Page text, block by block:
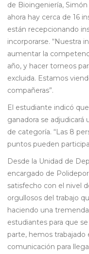
de Bioingeniería,
ahora hay cerca de 16
están recepcionando
incorporarse. “Nuestra
aumentar la
año, y hacer torneos
excluida. Estamos
compañeras”.
El estudiante indicó
ganadora se adjudicará
de categoría. “Las 8
puntos pueden
Desde la Unidad de
encargado de
satisfecho con el nivel
orgullosos del trabajo
haciendo una
estudiantes para que
parte, hemos
comunicación para